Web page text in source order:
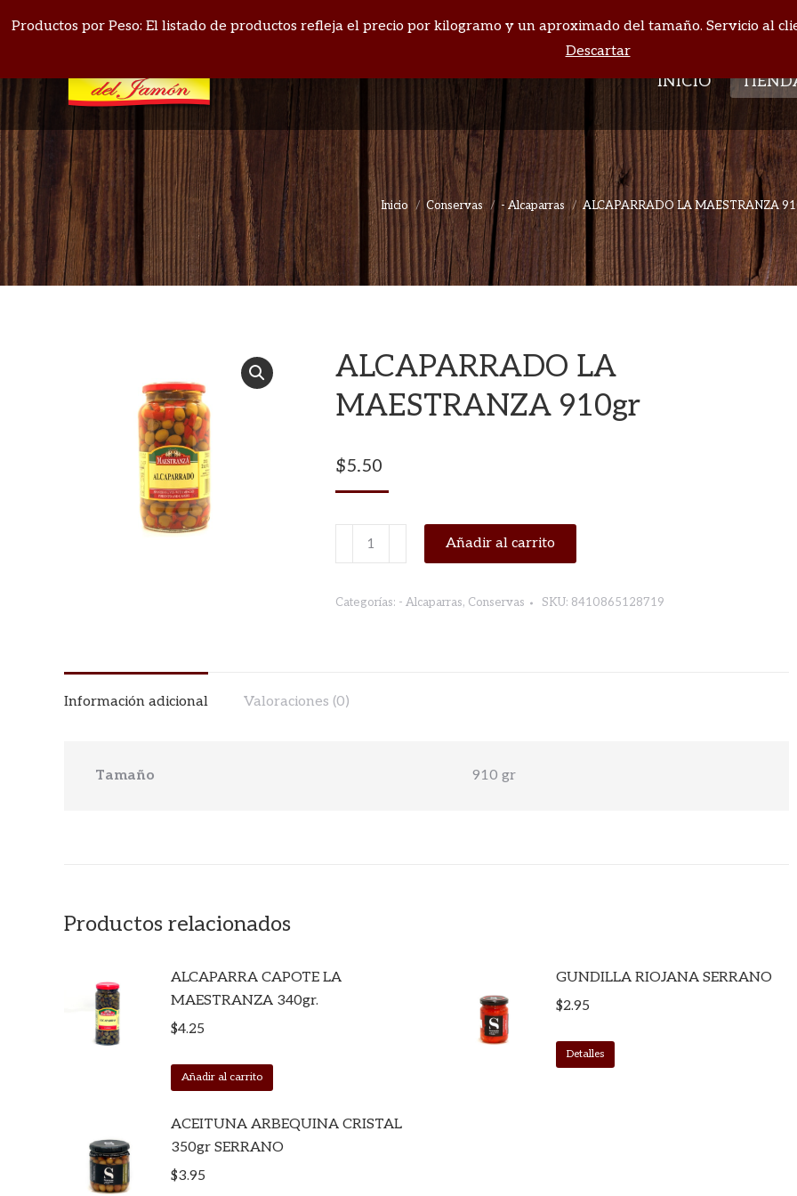
Productos por Peso: El listado de productos refleja el precio por kilogramo y un aproximado del tamaño. Servicio al
Descartar
INICIO
Estás aquí:
Inicio Conservas - Alcaparras ALCAPARRADO LA MAESTRANZA
ALCAPARRADO LA
MAESTRANZA 910gr
$5.50
ALCAPARRADO
LA
910gr
Añadir al carrito
Categorías: - Alcaparras, Conservas SKU: 8410865128719
Información adicional Valoraciones (0)
Tamaño 910 gr
Productos relacionados
ALCAPARRA CAPOTE LA
MAESTRANZA 340gr.
$4.25
Añadir al carrito
GUNDILLA RIOJANA SERRANO
$2.95
Detalles
ACEITUNA ARBEQUINA CRISTAL
350gr SERRANO
$3.95
INICIO